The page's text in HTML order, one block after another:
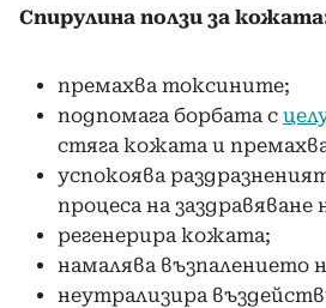
Спирулина ползи за
премахва токсините;
подпомага борбата с
стяга кожата и
успокоява
процеса на
регенерира кожата;
намалява възпалението
неутрализира